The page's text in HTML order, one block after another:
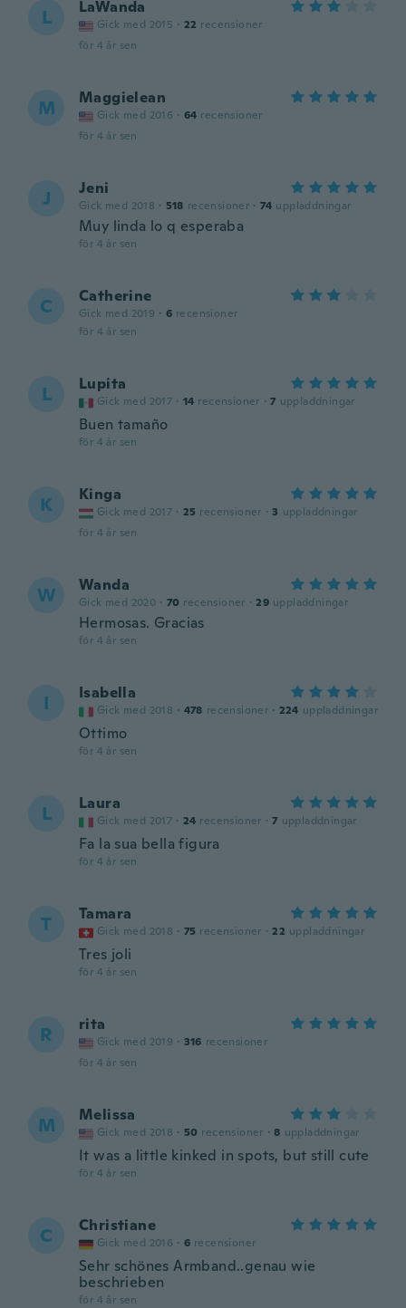
L LaWanda
Gick med 2015 · 22 recensioner
för 4 år sen
M Maggielean
Gick med 2016 · 64 recensioner
för 4 år sen
J Jeni
Gick med 2018 · 518 recensioner · 74 uppladdningar
Muy linda lo q esperaba
för 4 år sen
C Catherine
Gick med 2019 · 6 recensioner
för 4 år sen
L Lupita
Gick med 2017 · 14 recensioner · 7 uppladdningar
Buen tamaño
för 4 år sen
K Kinga
Gick med 2017 · 25 recensioner · 3 uppladdningar
för 4 år sen
W Wanda
Gick med 2020 · 70 recensioner · 29 uppladdningar
Hermosas. Gracias
för 4 år sen
I Isabella
Gick med 2018 · 478 recensioner · 224 uppladdningar
Ottimo
för 4 år sen
L Laura
Gick med 2017 · 24 recensioner · 7 uppladdningar
Fa la sua bella figura
för 4 år sen
T Tamara
Gick med 2018 · 75 recensioner · 22 uppladdningar
Tres joli
för 4 år sen
R rita
Gick med 2019 · 316 recensioner
för 4 år sen
M Melissa
Gick med 2018 · 50 recensioner · 8 uppladdningar
It was a little kinked in spots, but still cute
för 4 år sen
C Christiane
Gick med 2016 · 6 recensioner
Sehr schönes Armband..genau wie
beschrieben
för 4 år sen